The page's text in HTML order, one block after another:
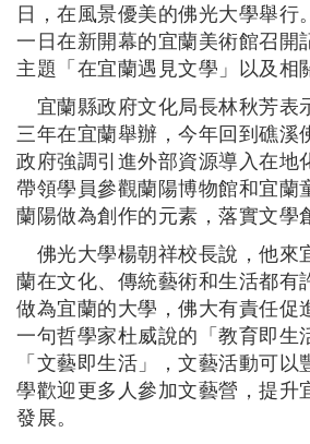
日，在風景優美的佛光大學舉行
一日在新開幕的宜蘭美術館召開
主題「在宜蘭遇見文學」以及相
宜蘭縣政府文化局長林秋芳表
三年在宜蘭舉辦，今年回到礁溪
政府強調引進外部資源導入在地
帶領學員參觀蘭陽博物館和宜蘭
蘭陽做為創作的元素，落實文學
佛光大學楊朝祥校長說，他來
蘭在文化、傳統藝術和生活都有
做為宜蘭的大學，佛大有責任促
一句哲學家杜威說的「教育即生
「文藝即生活」，文藝活動可以
學歡迎更多人參加文藝營，提升
發展。